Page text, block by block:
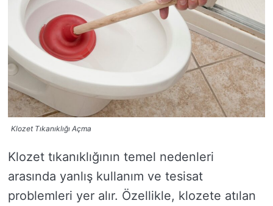
Klozet Tıkanıklığı Açma
Klozet tıkanıklığının temel nedenleri
arasında yanlış kullanım ve tesisat
problemleri yer alır. Özellikle, klozete atılan